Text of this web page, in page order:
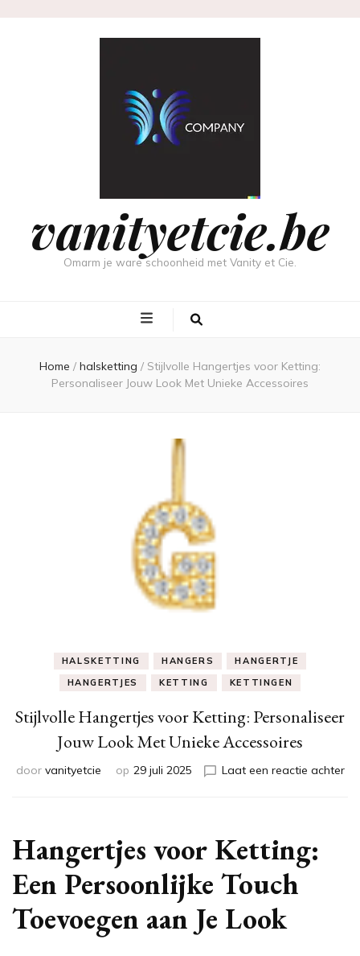
vanityetcie.be
Omarm je ware schoonheid met Vanity et Cie.
Home / halsketting / Stijlvolle Hangertjes voor Ketting:
Personaliseer Jouw Look Met Unieke Accessoires
HALSKETTING HANGERS
HANGERTJE
HANGERTJES
KETTING KETTINGEN
Stijlvolle Hangertjes voor Ketting: Personaliseer
Jouw Look Met Unieke Accessoires
door vanityetcie op 29 juli 2025 Laat een reactie achterop
Hangertjes voor Ketting:
Een Persoonlijke Touch
Toevoegen aan Je Look